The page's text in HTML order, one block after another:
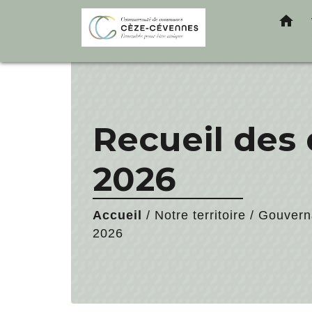
home
Recueil des
2026
Accueil / Notre territoire /
2026